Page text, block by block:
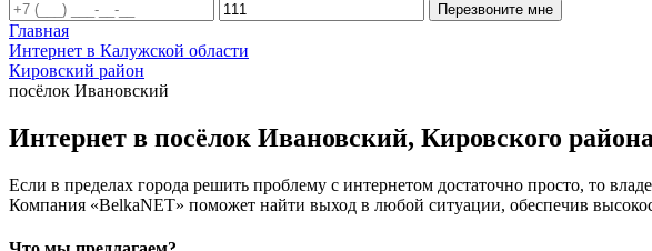
Перезвоните мне
Главная
Интернет в Калужской области
Кировский район
посёлок Ивановский
Интернет в посёлок Ивановский, Кировского района
Если в пределах города решить проблему с интернетом достаточно просто, то
Компания «BelkaNET» поможет найти выход в любой ситуации, обеспечив